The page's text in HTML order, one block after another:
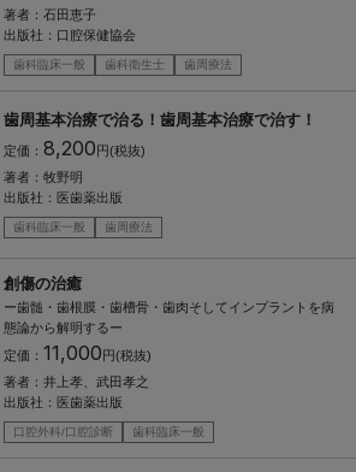
著者： 石田恵子
出版社： 口腔保健協会
歯科臨床一般 歯科衛生士 歯周療法
歯周基本治療で治る！歯周基本治療で治す！
定価： 8,200 円(税抜)
著者： 牧野明
出版社： 医歯薬出版
歯科臨床一般 歯周療法
創傷の治癒
ー歯髄・歯根膜・歯槽骨・歯肉そしてインプラントを病
態論から解明するー
定価： 11,000円(税抜)
著者： 井上孝、武田孝之
出版社： 医歯薬出版
口腔外科/口腔診断 歯科臨床一般